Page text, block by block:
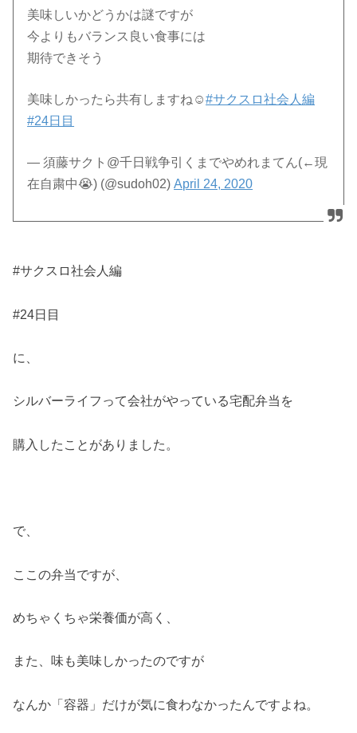
美味しいかどうかは謎ですが
今よりもバランス良い食事には
期待できそう
美味しかったら共有しますね☺️#サクスロ社会人編
#24日目
— 須藤サクト@千日戦争引くまでやめれまてん(←現
在自粛中😭) (@sudoh02)April 24, 2020
#サクスロ社会人編
#24日目
に、
シルバーライフって会社がやっている宅配弁当を
購入したことがありました。
で、
ここの弁当ですが、
めちゃくちゃ栄養価が高く、
また、味も美味しかったのですが
なんか「容器」だけが気に食わなかったんですよね。